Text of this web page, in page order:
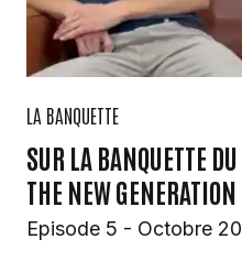
LA BANQUETTE
SUR LA BANQUETTE
THE NEW GENERATION
Episode 5 - Octobre